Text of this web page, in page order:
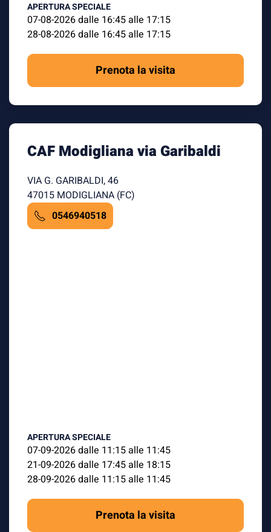
APERTURA SPECIALE
07-08-2026 dalle 16:45 alle 17:15
28-08-2026 dalle 16:45 alle 17:15
Prenota la visita
CAF Modigliana via Garibaldi
VIA G. GARIBALDI, 46
47015 MODIGLIANA (FC)
0546940518
APERTURA SPECIALE
07-09-2026 dalle 11:15 alle 11:45
21-09-2026 dalle 17:45 alle 18:15
28-09-2026 dalle 11:15 alle 11:45
Prenota la visita